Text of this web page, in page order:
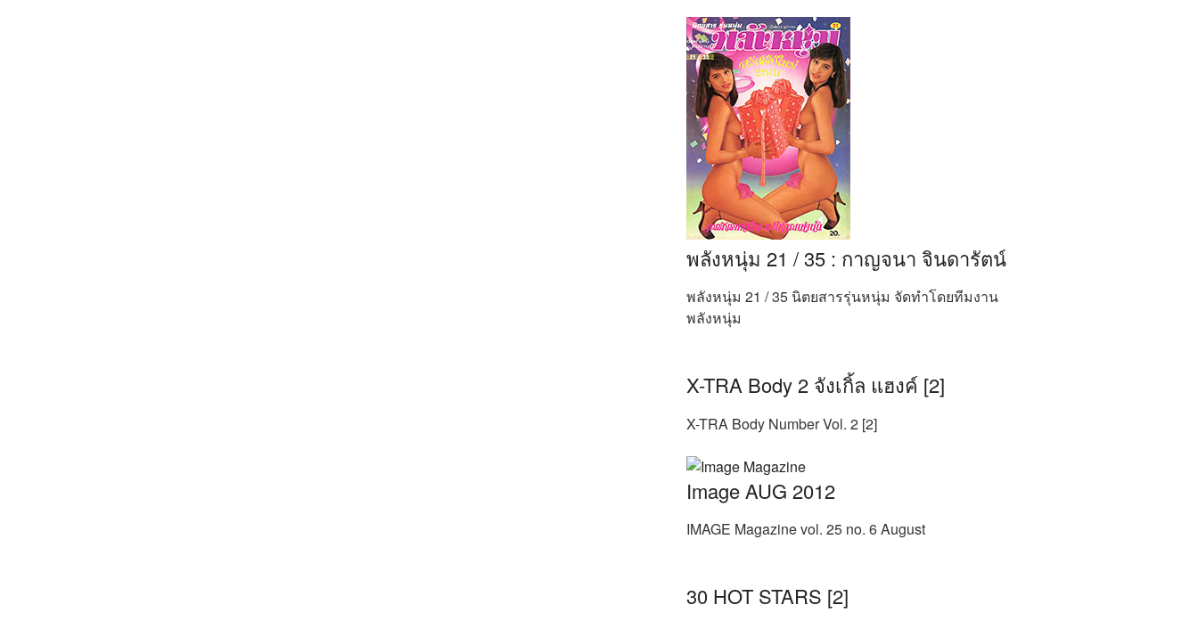
พลังหนุ่ม 21 / 35 : กาญจนา จินดารัตน์
พลังหนุ่ม 21 / 35 นิตยสารรุ่นหนุ่ม จัดทำโดยทีมงาน
พลังหนุ่ม
X-TRA Body 2 จังเกิ้ล แฮงค์ [2]
X-TRA Body Number Vol. 2 [2]
Image AUG 2012
IMAGE Magazine vol. 25 no. 6 August
30 HOT STARS [2]